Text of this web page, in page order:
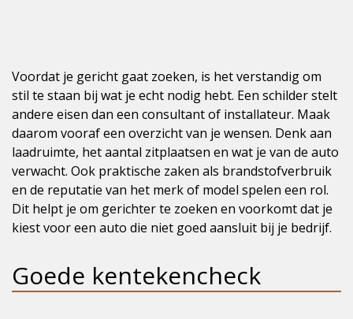
Voordat je gericht gaat zoeken, is het verstandig om
stil te staan bij wat je echt nodig hebt. Een schilder stelt
andere eisen dan een consultant of installateur. Maak
daarom vooraf een overzicht van je wensen. Denk aan
laadruimte, het aantal zitplaatsen en wat je van de auto
verwacht. Ook praktische zaken als brandstofverbruik
en de reputatie van het merk of model spelen een rol.
Dit helpt je om gerichter te zoeken en voorkomt dat je
kiest voor een auto die niet goed aansluit bij je bedrijf.
Goede kentekencheck